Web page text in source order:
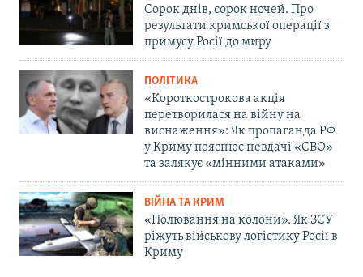
Сорок днів, сорок ночей. Про
результати кримської операції з
примусу Росії до миру
ПОЛІТИКА
«Короткострокова акція
перетворилася на війну на
виснаження»: Як пропаганда РФ
у Криму пояснює невдачі «СВО»
та залякує «мінними атаками»
ВІЙНА ТА КРИМ
«Полювання на колони». Як ЗСУ
ріжуть військову логістику Росії в
Криму